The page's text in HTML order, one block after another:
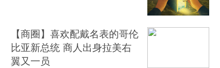
【商圈】喜欢配戴名表的哥伦
比亚新总统 商人出身拉美右
翼又一员